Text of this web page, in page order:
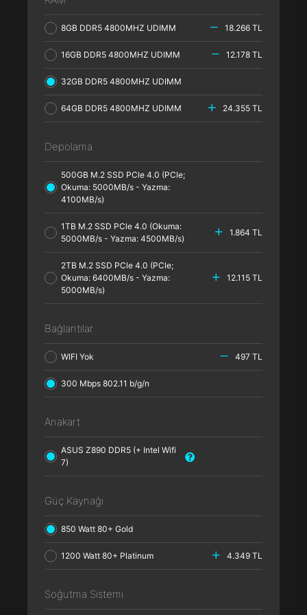
8GB DDR5 4800MHZ UDIMM 18.266 TL
16GB DDR5 4800MHZ UDIMM 12.178 TL
32GB DDR5 4800MHZ UDIMM
64GB DDR5 4800MHZ UDIMM 24.355 TL
Depolama
500GB M.2 SSD PCle 4.0 (PCle;
Okuma: 5000MB/s - Yazma:
4100MB/s)
1TB M.2 SSD PCle 4.0 (Okuma:
5000MB/s - Yazma: 4500MB/s)
1.864 TL
2TB M.2 SSD PCle 4.0 (PCle;
Okuma: 6400MB/s - Yazma:
5000MB/s)
12.115 TL
Bağlantılar
WIFI Yok 497 TL
300 Mbps 802.11 b/g/n
Anakart
ASUS Z890 DDR5 (+ Intel Wifi
7)
Güç Kaynağı
850 Watt 80+ Gold
1200 Watt 80+ Platinum 4.349 TL
Soğutma Sistemi